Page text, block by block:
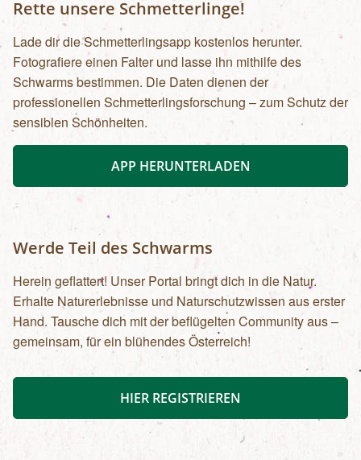
Rette unsere Schmetterlinge!
Lade dir die Schmetterlingsapp kostenlos herunter.
Fotografiere einen Falter und lasse ihn mithilfe des
Schwarms bestimmen. Die Daten dienen der
professionellen Schmetterlingsforschung – zum Schutz der
sensiblen Schönheiten.
APP HERUNTERLADEN
Werde Teil des Schwarms
Herein geflattert! Unser Portal bringt dich in die Natur.
Erhalte Naturerlebnisse und Naturschutzwissen aus erster
Hand. Tausche dich mit der beflügelten Community aus –
gemeinsam, für ein blühendes Österreich!
HIER REGISTRIEREN